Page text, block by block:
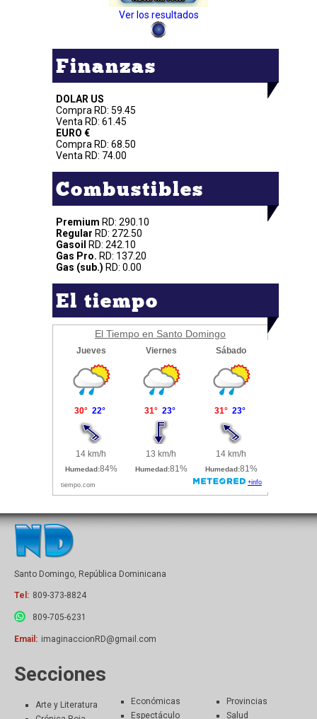
Ver los resultados
Finanzas
DOLAR US
Compra RD: 59.45
Venta RD: 61.45
EURO €
Compra RD: 68.50
Venta RD: 74.00
Combustibles
Premium RD: 290.10
Regular RD: 272.50
Gasoil
RD: 242.10
Gas Pro. RD: 137.20
Gas (sub.) RD: 0.00
El tiempo
El Tiempo en Santo Domingo
Santo Domingo, República Dominicana
Tel: 809-373-8824
809-705-6231
Email: imaginaccionRD@gmail.com
Secciones
Arte y Literatura
Económicas
Espectáculo
Provincias
Salud